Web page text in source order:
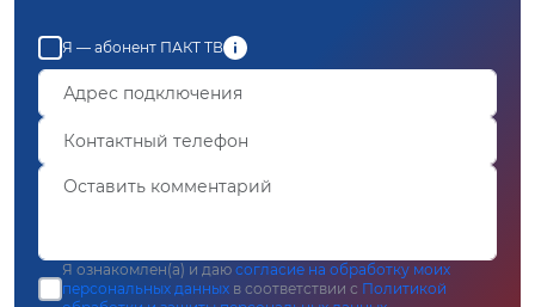
Я — абонент ПАКТ ТВ
Я ознакомлен(а) и даю согласие на обработку моих
персональных данных в соответствии с Политикой